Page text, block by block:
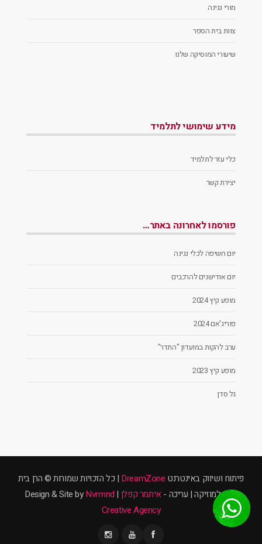
מורי נגינה
צוות בית הספר
שיעורי המוסיקה שלנו
מידע שימושי לתלמיד
כלי עזר לתלמיד
יצירת קשר
פורסמו לאחרונה באתר…
יום חשיפה לכלי נגינה
יום אודישנים להרכבים
מופע קיץ 2024
פוריג'אם 2024
ערב להקות במועדון "התדר"
מופע קיץ 2023
גל סדן
פיתוח ושיווק באינטרנט DreamZone | כל הזכויות שמורות © הרן בית
ספר למוזיקה | עריכה - איתמר קפלן | Design & Site by
Nvrmnd
Creative Agency